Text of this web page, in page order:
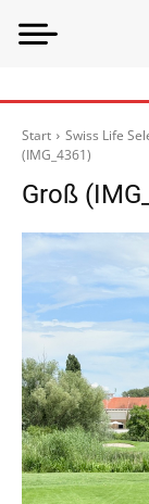
Start Swiss Life
(IMG_4361)
Groß